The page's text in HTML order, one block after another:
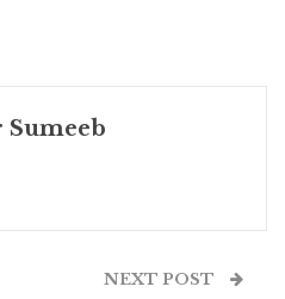
Sumeeb
NEXT POST